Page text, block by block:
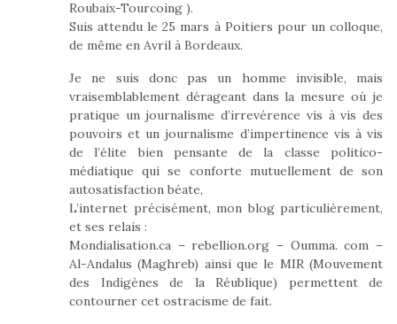
Roubaix-Tourcoing ).
Suis attendu le 25 mars à Poitiers pour un colloque,
de même en Avril à Bordeaux.
Je ne suis donc pas un homme invisible, mais
vraisemblablement dérageant dans la mesure où je
pratique un journalisme d’irrevérence vis à vis des
pouvoirs et un journalisme d’impertinence vis à vis
de l’élite bien pensante de la classe politico-
médiatique qui se conforte mutuellement de son
autosatisfaction béate,
L’internet précisément, mon blog particulièrement,
et ses relais :
Mondialisation.ca – rebellion.org – Oumma. com –
Al-Andalus (Maghreb) ainsi que le MIR (Mouvement
des Indigènes de la Réublique) permettent de
contourner cet ostracisme de fait.